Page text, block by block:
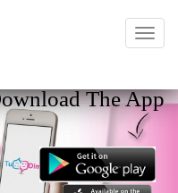
The App